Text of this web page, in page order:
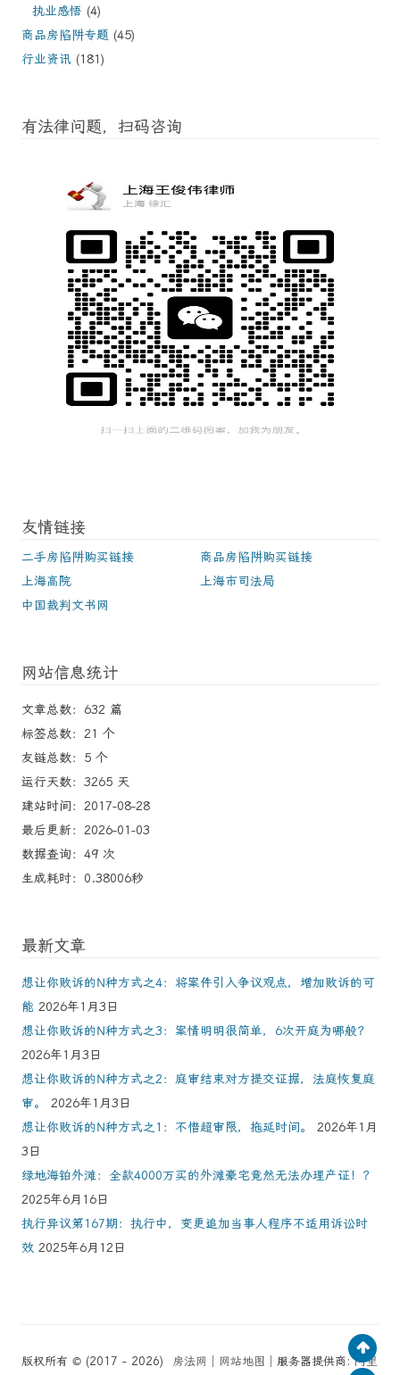
执业感悟 (4)
商品房陷阱专题 (45)
行业资讯 (181)
有法律问题，扫码咨询
友情链接
二手房陷阱购买链接
商品房陷阱购买链接
上海高院
上海市司法局
中国裁判文书网
网站信息统计
文章总数：632 篇
标签总数：21 个
友链总数：5 个
运行天数：3265 天
建站时间：2017-08-28
最后更新：2026-01-03
数据查询：49 次
生成耗时：0.38006秒
最新文章
想让你败诉的N种方式之4：将案件引入争议观点，增加败诉的可
能 2026年1月3日
想让你败诉的N种方式之3：案情明明很简单，6次开庭为哪般？
2026年1月3日
想让你败诉的N种方式之2：庭审结束对方提交证据，法庭恢复庭
审。
2026年1月3日
想让你败诉的N种方式之1：不惜超审限，拖延时间。
2026年1月
3日
绿地海铂外滩：全款4000万买的外滩豪宅竟然无法办理产证！？
2025年6月16日
执行异议第167期：执行中，变更追加当事人程序不适用诉讼时
效 2025年6月12日
版权所有 © (2017 - 2026) 房法网 网站地图 │服务器提供商:阿里